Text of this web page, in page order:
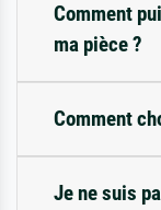
Comment
ma pièce ?
Comment
Je ne suis